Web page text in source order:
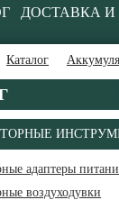
ДОСТАВКА И
Каталог
адаптеры
воздуходувки